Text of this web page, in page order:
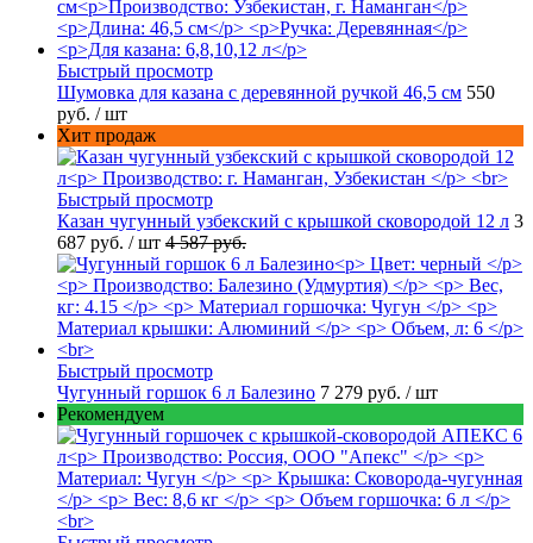
Быстрый просмотр
Шумовка для казана с деревянной ручкой 46,5 см 550
руб. / шт
Хит продаж
Быстрый просмотр
Казан чугунный узбекский с крышкой сковородой 12 л 3
687 руб. / шт 4 587 руб.
Быстрый просмотр
Чугунный горшок 6 л Балезино 7 279 руб. / шт
Рекомендуем